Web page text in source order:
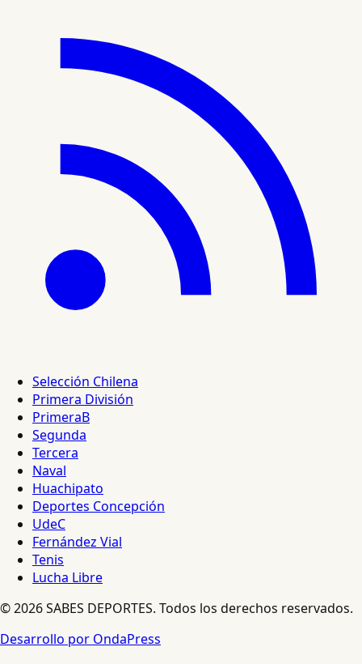
Selección Chilena
Primera División
PrimeraB
Segunda
Tercera
Naval
Huachipato
Deportes Concepción
UdeC
Fernández Vial
Tenis
Lucha Libre
© 2026 SABES DEPORTES. Todos los derechos reservados.
Desarrollo por OndaPress